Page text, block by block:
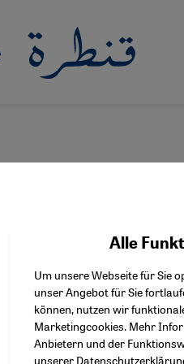
bringt sein geplanter
Interview mit
aller Menschen“.
Alle
Um unsere Webseite für Sie
unser Angebot für Sie
können, nutzen wir
Marketingcookies. Mehr
Anbietern und der
unserer
Facebook Embed /
Twitter Embed
Instagram Embed
Youtube Embed
Google Maps Embed